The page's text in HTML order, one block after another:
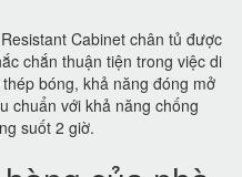
Cabinet chân tủ được
chắn thuận tiện trong việc di
bóng, khả năng đóng mở
chuẩn với khả năng chống
suốt 2 giờ.